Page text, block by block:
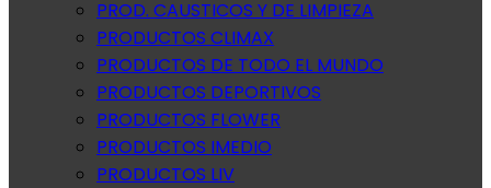
PROD. CAUSTICOS Y DE LIMPIEZA
PRODUCTOS CLIMAX
PRODUCTOS DE TODO EL MUNDO
PRODUCTOS DEPORTIVOS
PRODUCTOS FLOWER
PRODUCTOS IMEDIO
PRODUCTOS LIV